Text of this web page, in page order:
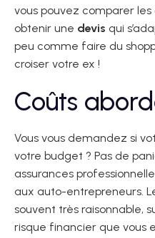
vous pouvez comparer
obtenir une devis qui
peu comme faire du
croiser votre ex !
Coûts
Vous vous demandez si
votre budget ? Pas de
assurances
aux auto-entrepreneurs.
souvent très raisonnable,
risque financier que vous